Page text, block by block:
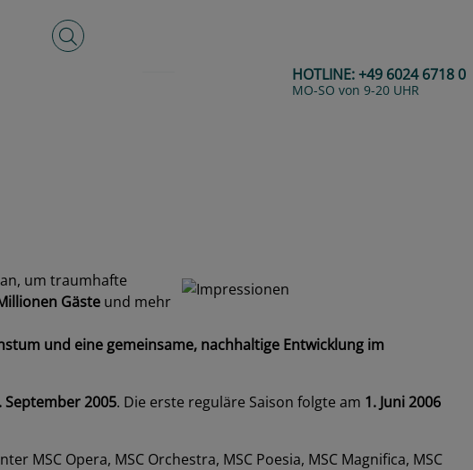
Volltextsuche
HOTLINE:+49 6024 6718 0
MO-SO von 9-20 UHR
an, um traumhafte
Gäste und mehr
und eine gemeinsame, nachhaltige Entwicklung im
September 2005. Die erste reguläre Saison folgte am 1. Juni 2006
Opera, MSC Orchestra, MSC Poesia, MSC Magnifica, MSC